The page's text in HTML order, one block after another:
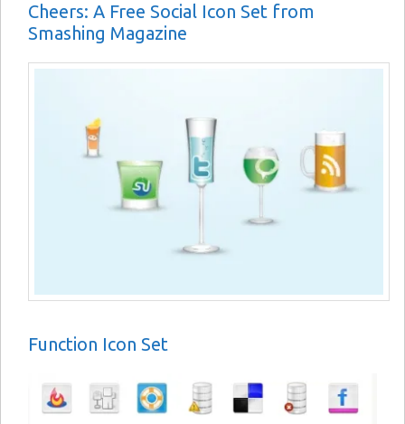
Cheers: A Free Social Icon Set from
Smashing Magazine
Function Icon Set